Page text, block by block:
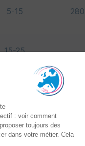
5-15 280
15-25